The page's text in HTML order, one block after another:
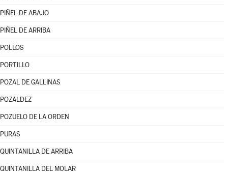
PIÑEL DE ABAJO
PIÑEL DE ARRIBA
POLLOS
PORTILLO
POZAL DE GALLINAS
POZALDEZ
POZUELO DE LA ORDEN
PURAS
QUINTANILLA DE ARRIBA
QUINTANILLA DEL MOLAR